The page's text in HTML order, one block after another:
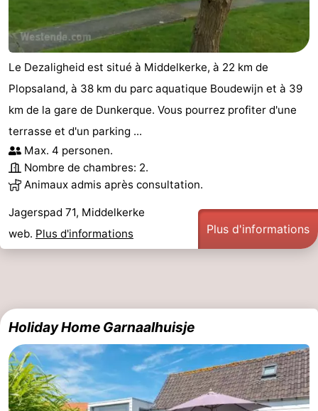
Le Dezaligheid est situé à Middelkerke, à 22 km de
Plopsaland, à 38 km du parc aquatique Boudewijn et à 39
km de la gare de Dunkerque. Vous pourrez profiter d'une
terrasse et d'un parking ...
Max. 4 personen.
Nombre de chambres: 2.
Animaux admis après consultation.
Jagerspad 71, Middelkerke
web. Plus d'informations Plus d'informations
Holiday Home Garnaalhuisje